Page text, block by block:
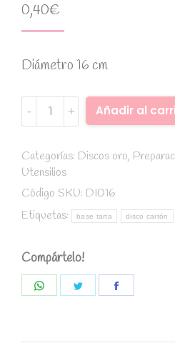
0,40€
Diámetro 16 cm
Disco
Oro
cm
quantity
Añadir al
Categorías: Discos oro,
Utensilios
Código SKU: DI016
Etiquetas:
base tarta disco cartón
Compártelo!